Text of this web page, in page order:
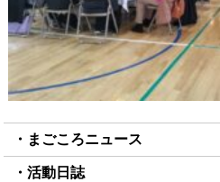
まごころニュース
活動日誌